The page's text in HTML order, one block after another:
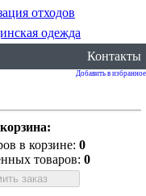
Контакты
Добавить в избранное
в корзине: 0
товаров: 0